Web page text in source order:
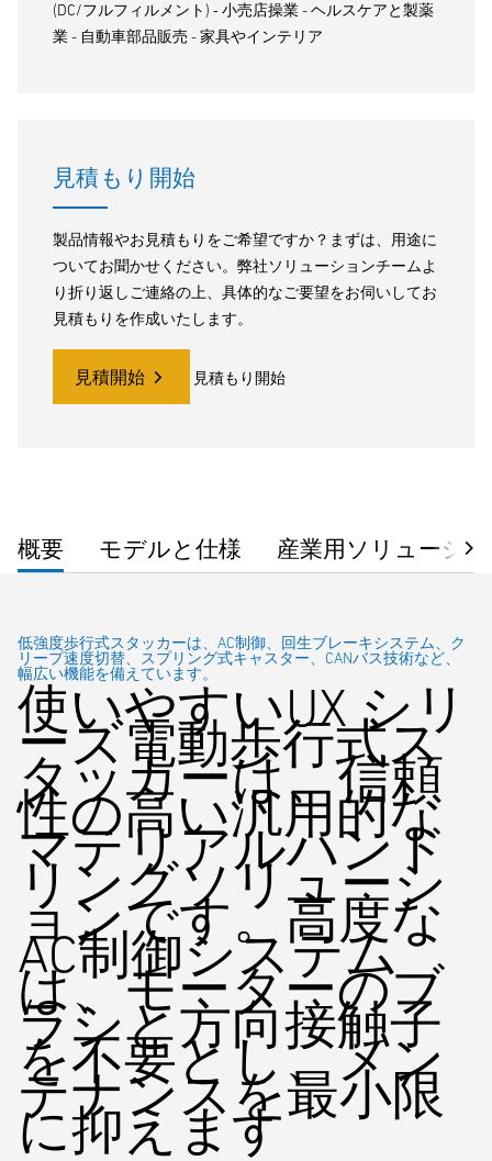
(DC/フルフィルメント) ‐ 小売店操業 - ヘルスケアと製薬
業 - 自動車部品販売 - 家具やインテリア
見積もり開始
製品情報やお見積もりをご希望ですか？まずは、用途に
ついてお聞かせください。弊社ソリューションチームよ
り折り返しご連絡の上、具体的なご要望をお伺いしてお
見積もりを作成いたします。
見積開始 見積もり開始
概要 モデルと仕様 産業用ソリューシ
低強度歩行式スタッカーは、AC制御、回生ブレーキシステム、ク
リープ速度切替、スプリング式キャスター、CANバス技術など、
幅広い機能を備えています。
使いやすいUX シリ
ーズ電動歩行式ス
タッカーは、信頼
性の高い汎用的な
マテリアルハンド
リングソリューシ
ョンです。高度な
AC制御システム
は、モーターのブ
ラシと方向接触子
を不要とし、メン
テナンスを最小限
に抑えます